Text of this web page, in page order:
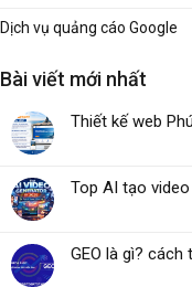
Dịch vụ quảng cáo Google
Bài viết mới nhất
Thiết kế web
Top AI tạo
GEO là gì? cách